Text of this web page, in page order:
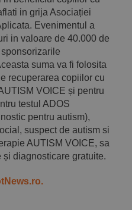
in grija Asociației
Evenimentul a
in valoare de 40.000 de
suma va fi folosita
recuperarea copiilor cu
VOICE și pentru
testul ADOS
pentru autism),
suspect de autism si
AUTISM VOICE, sa
diagnosticare gratuite.